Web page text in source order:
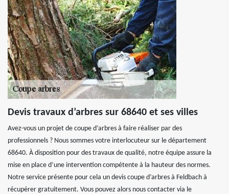
Devis travaux d’arbres sur 68640 et ses villes
Avez-vous un projet de coupe d’arbres à faire réaliser par des
professionnels ? Nous sommes votre interlocuteur sur le département
68640. À disposition pour des travaux de qualité, notre équipe assure la
mise en place d’une intervention compétente à la hauteur des normes.
Notre service présente pour cela un devis coupe d’arbres à Feldbach à
récupérer gratuitement. Vous pouvez alors nous contacter via le